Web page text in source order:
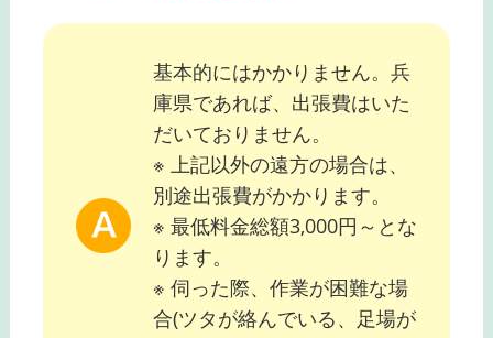
基本的にはかかりません。兵
庫県であれば、出張費はいた
だいておりません。
※ 上記以外の遠方の場合は、
別途出張費がかかります。
※ 最低料金総額3,000円～とな
ります。
※ 伺った際、作業が困難な場
合(ツタが絡んでいる、足場が